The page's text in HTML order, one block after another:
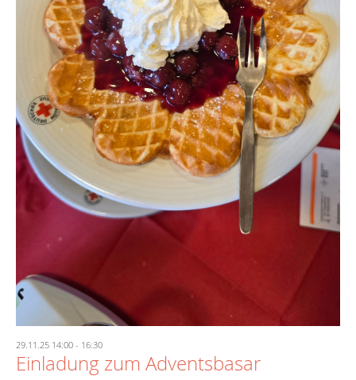
29.11.25 14:00 - 16:30
Einladung zum Adventsbasar